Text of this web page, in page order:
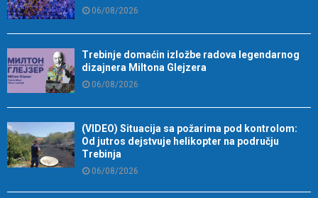
06/08/2026
Trebinje domaćin izložbe radova legendarnog
dizajnera Miltona Glejzera
06/08/2026
(VIDEO) Situacija sa požarima pod kontrolom:
Od jutros dejstvuje helikopter na području
Trebinja
06/08/2026